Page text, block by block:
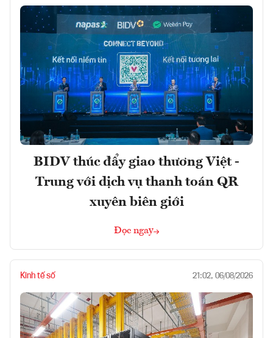
BIDV thúc đẩy giao thương Việt -
Trung với dịch vụ thanh toán QR
xuyên biên giới
Đọc ngay
Kinh tế số 21:02, 06/08/2026